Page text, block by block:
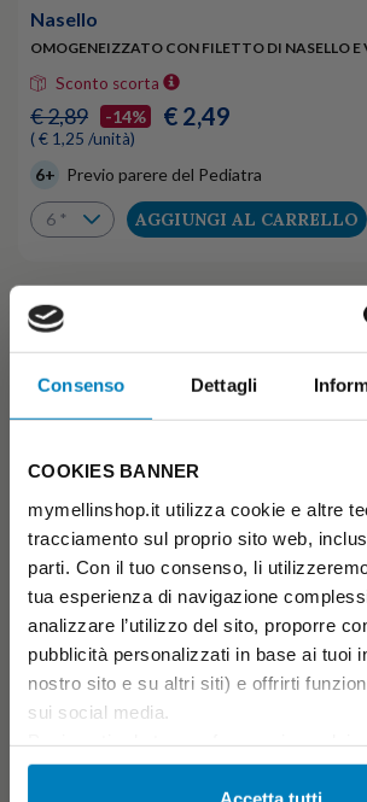
Consenso Dettagli
COOKIES BANNER
mymellinshop.it utilizza cookie e altre
tracciamento sul proprio sito web,
parti. Con il tuo consenso, li
tua esperienza di navigazione
analizzare l’utilizzo del sito, proporre
pubblicità personalizzati in base ai tuoi
nostro sito e su altri siti) e offrirti
sui social media.
cliccando su Impostazioni dei cookie.
Nasello
OMOGENEIZZATO CON FILETTO DI NASELLO E
Sconto scorta
€ 2,89 -14% € 2,49
( € 1,25 /unità)
6+ Previo parere del Pediatra
AGGIUNGI AL CARRELLO